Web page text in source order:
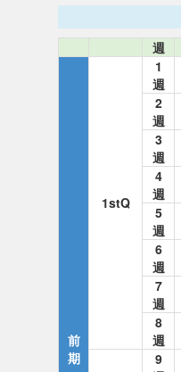
週
前
期
1stQ
1
週
2
週
3
週
4
週
5
週
6
週
7
週
8
週
9